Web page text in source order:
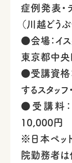
症例発表・
（川越どう
●会場：イ
東京都中
●受講資格
するスタッ
●受講料
10,000円
※日本ペッ
院勤務者は